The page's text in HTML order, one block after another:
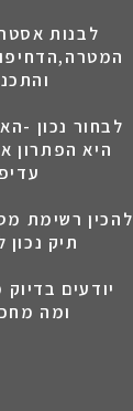
לבנות
לבחור נכון -
היא הפתרון
להכין רשימת
תיק נכון
יודעים